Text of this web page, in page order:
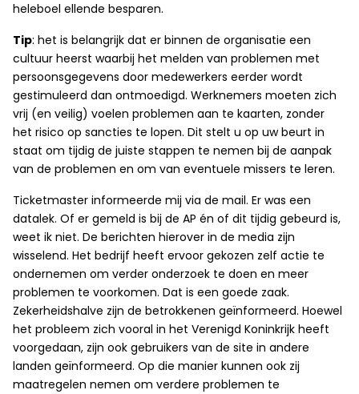
heleboel ellende besparen.
Tip: het is belangrijk dat er binnen de organisatie een
cultuur heerst waarbij het melden van problemen met
persoonsgegevens door medewerkers eerder wordt
gestimuleerd dan ontmoedigd. Werknemers moeten zich
vrij (en veilig) voelen problemen aan te kaarten, zonder
het risico op sancties te lopen. Dit stelt u op uw beurt in
staat om tijdig de juiste stappen te nemen bij de aanpak
van de problemen en om van eventuele missers te leren.
Ticketmaster informeerde mij via de mail. Er was een
datalek. Of er gemeld is bij de AP én of dit tijdig gebeurd is,
weet ik niet. De berichten hierover in de media zijn
wisselend. Het bedrijf heeft ervoor gekozen zelf actie te
ondernemen om verder onderzoek te doen en meer
problemen te voorkomen. Dat is een goede zaak.
Zekerheidshalve zijn de betrokkenen geïnformeerd. Hoewel
het probleem zich vooral in het Verenigd Koninkrijk heeft
voorgedaan, zijn ook gebruikers van de site in andere
landen geïnformeerd. Op die manier kunnen ook zij
maatregelen nemen om verdere problemen te